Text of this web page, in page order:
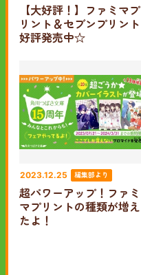
【大好評！】ファミマプ
リント＆セブンプリント
好評発売中☆
2023.12.25 編集部より
超パワーアップ！ファミ
マプリントの種類が増え
たよ！